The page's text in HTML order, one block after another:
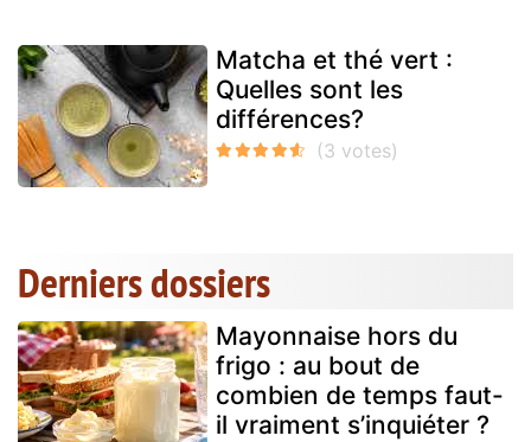
Matcha et thé vert :
Quelles sont les
différences?
Derniers dossiers
Mayonnaise hors du
frigo : au bout de
combien de temps faut-
il vraiment s’inquiéter ?